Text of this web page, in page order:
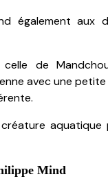
également aux
de
avec une
Mind